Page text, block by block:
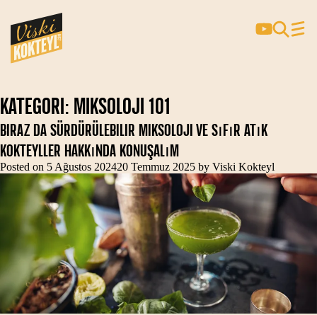
Kategori: Miksoloji 101
Biraz da Sürdürülebilir Miksoloji ve Sıfır Atık
Kokteyller Hakkında Konuşalım
Posted on 5 Ağustos 202420 Temmuz 2025 by Viski Kokteyl